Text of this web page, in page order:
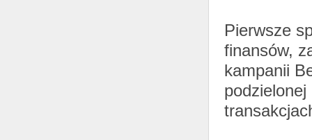
Pierwsze
finansów,
kampanii